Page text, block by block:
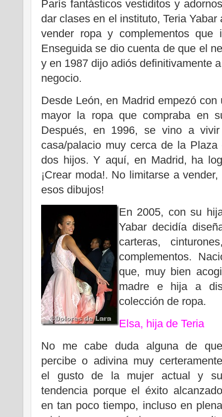
París fantásticos vestiditos y
dar clases en el instituto, Teria
vender ropa y complementos
Enseguida se dio cuenta de que el
y en 1987 dijo adiós definitivamente
negocio.
Desde León, en Madrid empezó
mayor la ropa que compraba en
Después, en 1996, se vino a
casa/palacio muy cerca de la
dos hijos. Y aquí, en Madrid, ha
¡Crear moda!. No limitarse a
esos dibujos!
En 2005, con su
Yabar decidía
carteras,
complementos.
que, muy bien
madre e hija a
colección de ropa.
Elsa, hija de Teria
No me cabe duda alguna de que
percibe o adivina muy certeramente
el gusto de la mujer actual y su
tendencia porque el éxito alcanzado
en tan poco tiempo, incluso en plena